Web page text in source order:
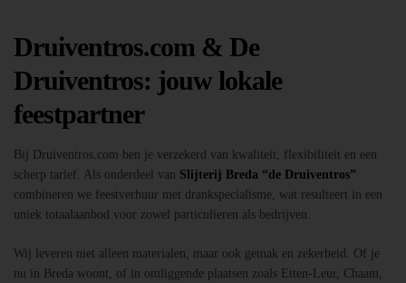
Druiventros.com & De
Druiventros: jouw lokale
feestpartner
Bij Druiventros.com ben je verzekerd van kwaliteit, flexibiliteit en een
scherp tarief. Als onderdeel van Slijterij Breda “de Druiventros”
combineren we feestverhuur met drankspecialisme, wat resulteert in een
uniek totaalaanbod voor zowel particulieren als bedrijven.
Wij leveren niet alleen materialen, maar ook gemak en zekerheid. Of je
nu in Breda woont, of in omliggende plaatsen zoals Etten-Leur, Chaam,